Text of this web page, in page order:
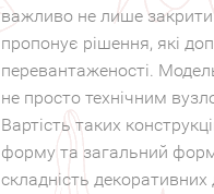
важливо не лише
пропонує рішення, які
перевантаженості.
не просто технічним
Вартість таких
форму та загальний
складність декоративних